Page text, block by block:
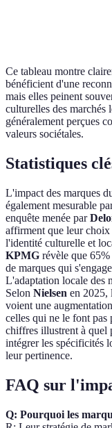
Ce tableau montre
bénéficient d'une
mais elles peinent
culturelles des marchés
généralement perçues
valeurs sociétales.
Statistiques
L'impact des marques
également mesurable
enquête menée par
affirment que leur choix
l'identité culturelle et
KPMG révèle que 65%
de marques qui
L'adaptation locale des
Selon Nielsen en 2025,
voient une
celles qui ne le font pas
chiffres illustrent à quel
intégrer les spécificités
leur pertinence.
FAQ sur
Q: Pourquoi les